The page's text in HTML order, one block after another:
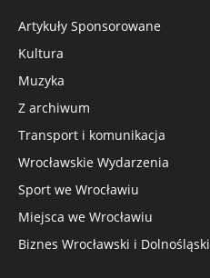
Artykuły Sponsorowane
Kultura
Muzyka
Z archiwum
Transport i komunikacja
Wrocławskie Wydarzenia
Sport we Wrocławiu
Miejsca we Wrocławiu
Biznes Wrocławski i Dolnośląski